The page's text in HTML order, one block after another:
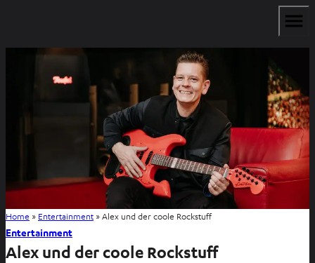
Home » Entertainment »Alex und der coole Rockstuff
Entertainment
Alex und der coole Rockstuff